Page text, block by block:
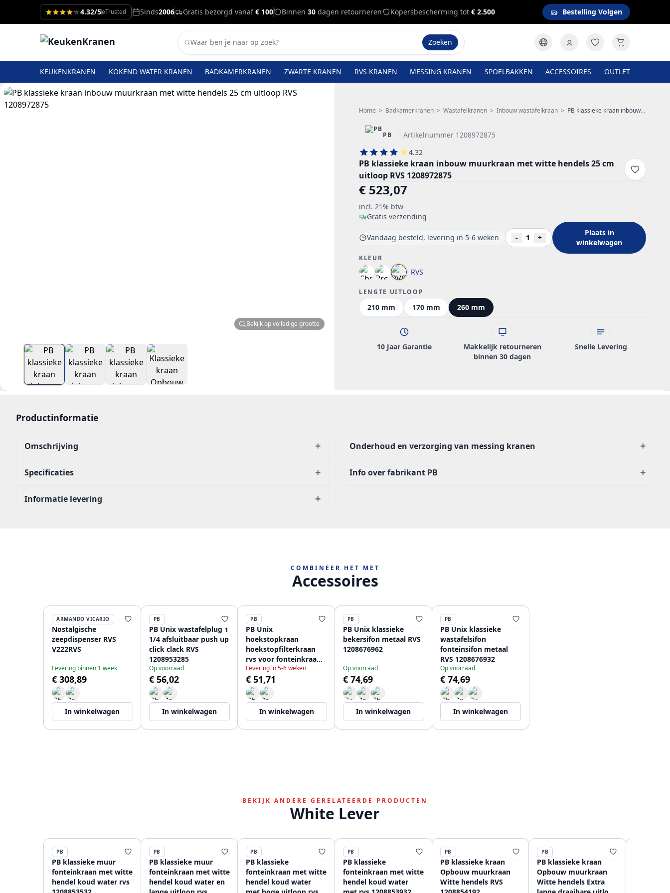
4.32/5eTrusted Sinds2006 Gratis bezorgd vanaf€ 100 Binnen 30 dagen retourneren Kopersbescherming tot € 2.500 Bestelling Volgen
Zoeken
KEUKENKRANEN KOKEND WATER KRANEN BADKAMERKRANEN ZWARTE KRANEN RVS KRANEN MESSING KRANEN SPOELBAKKEN ACCESSOIRES OUTLET
Bekijk op volledige grootte
Home > Badkamerkranen > Wastafelkranen > Inbouw wastafelkraan > PB klassieke kraan inbouw muurkraan met witte hendels 25 cm uitloop RVS 1208972875
PB | Artikelnummer 1208972875
4.32
PB klassieke kraan inbouw muurkraan met witte hendels 25 cm
uitloop RVS 1208972875
€ 523,07
incl. 21% btw
Gratis verzending
Vandaag besteld, levering in 5-6 weken - 1 +
Plaats in
winkelwagen
KLEUR
RVS
LENGTE UITLOOP
210 mm 170 mm 260 mm
10 Jaar Garantie
Makkelijk retourneren
binnen 30 dagen
Snelle Levering
Productinformatie
Omschrijving +
Specificaties +
Informatie levering +
Onderhoud en verzorging van messing kranen +
Info over fabrikant PB +
COMBINEER HET MET
Accessoires
ARMANDO VICARIO
Nostalgische
zeepdispenser RVS
V222RVS
Levering binnen 1 week
€ 308,89
In winkelwagen
PB
PB Unix wastafelplug 1
1/4 afsluitbaar push up
click clack RVS
1208953285
Op voorraad
€ 56,02
In winkelwagen
PB
PB Unix
hoekstopkraan
hoekstopfilterkraan
rvs voor fonteinkraan
en wastafelkraan
1208953288
Levering in 5-6 weken
€ 51,71
In winkelwagen
PB
PB Unix klassieke
bekersifon metaal RVS
1208676962
Op voorraad
€ 74,69
In winkelwagen
PB
PB Unix klassieke
wastafelsifon
fonteinsifon metaal
RVS 1208676932
Op voorraad
€ 74,69
In winkelwagen
BEKIJK ANDERE GERELATEERDE PRODUCTEN
White Lever
PB
PB klassieke muur
fonteinkraan met witte
hendel koud water rvs
PB
PB klassieke muur
fonteinkraan met witte
hendel koud water en
PB
PB klassieke
fonteinkraan met witte
hendel koud water
PB
PB klassieke
fonteinkraan met witte
hendel koud water
PB
PB klassieke kraan
Opbouw muurkraan
Witte hendels RVS
PB
PB klassieke kraan
Opbouw muurkraan
Witte hendels Extra